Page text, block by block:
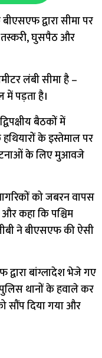
द्वारा सीमा पर
तस्करी, घुसपैठ और
लंबी सीमा है –
पड़ता है।
बैठकों में
के इस्तेमाल पर
के लिए मुआवजे
को जबरन वापस
कहा कि पश्चिम
ने बीएसएफ की ऐसी
बांग्लादेश भेजे गए
थानों के हवाले कर
सौंप दिया गया और